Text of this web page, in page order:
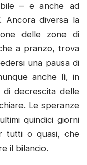
– e anche ad
Ancora diversa la
delle zone di
a pranzo, trova
una pausa di
anche lì, in
decrescita delle
Le speranze
quindici giorni
tutti o quasi, che
il bilancio.